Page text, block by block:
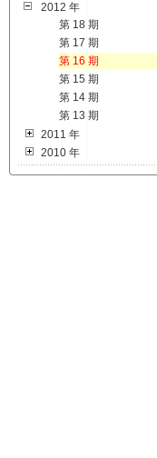
2012 年
第 18 期
第 17 期
第 16 期
第 15 期
第 14 期
第 13 期
2011 年
2010 年